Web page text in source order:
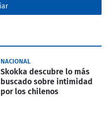
NACIONAL
Skokka descubre lo más
buscado sobre intimidad
por los chilenos